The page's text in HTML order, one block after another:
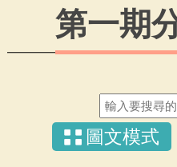
第一期
圖文模式